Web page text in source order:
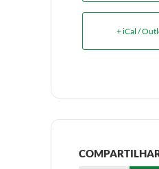
+ iCal /